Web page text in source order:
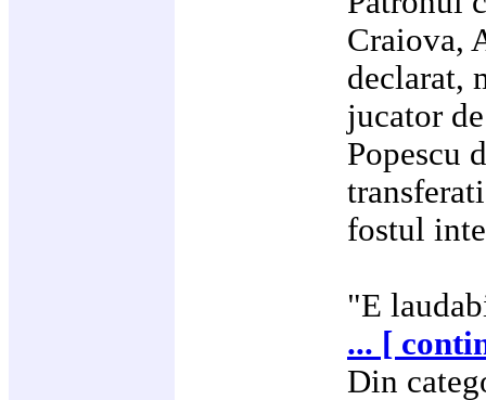
Craiova,
declarat,
jucator
Popescu
fostul
"E
... [
Din